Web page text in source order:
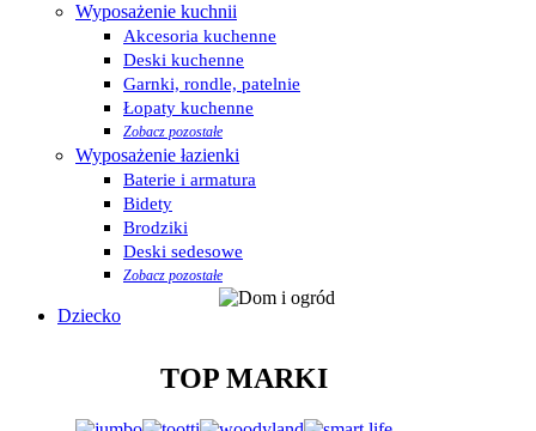
Wyposażenie kuchnii
Akcesoria kuchenne
Deski kuchenne
Garnki, rondle, patelnie
Łopaty kuchenne
Zobacz pozostałe
Wyposażenie łazienki
Baterie i armatura
Bidety
Brodziki
Deski sedesowe
Zobacz pozostałe
Dziecko
TOP MARKI